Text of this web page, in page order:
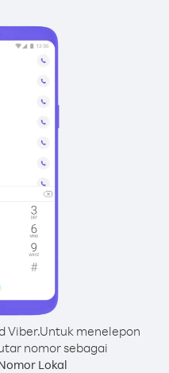
Viber.Untuk menelepon
nomor sebagai
Lokal